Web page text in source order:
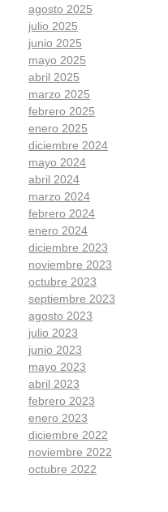
agosto 2025
julio 2025
junio 2025
mayo 2025
abril 2025
marzo 2025
febrero 2025
enero 2025
diciembre 2024
mayo 2024
abril 2024
marzo 2024
febrero 2024
enero 2024
diciembre 2023
noviembre 2023
octubre 2023
septiembre 2023
agosto 2023
julio 2023
junio 2023
mayo 2023
abril 2023
febrero 2023
enero 2023
diciembre 2022
noviembre 2022
octubre 2022